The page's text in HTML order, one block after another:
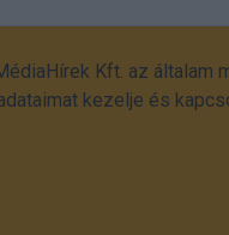
Kft. az általam
kezelje és